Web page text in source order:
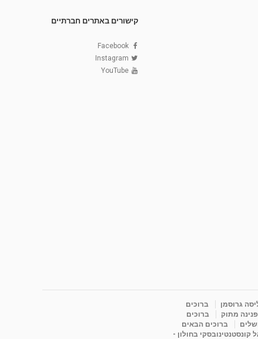
קישורים באתרים חברתיים
Facebook
Instagram
YouTube
גרוסמן
ברוכים
מתוק
ברוכים
ברוכים הבאים
בחולון -